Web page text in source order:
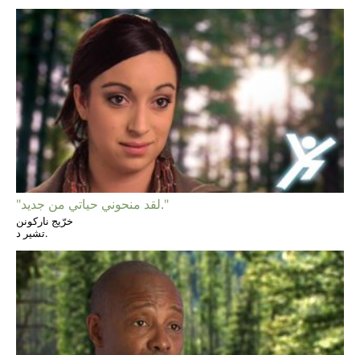
"لقد منحوني حياتي من جديد."
خرّيج ناركونن
تشير د.